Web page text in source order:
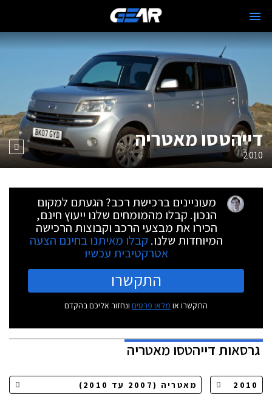
דייהטסו מאטריה
2010
מעוניינים ברכישת רכב? הגעתם למקום
הנכון. קבלו מהמומחים שלנו ייעוץ חינם,
הכירו את מבצעי הרכב וקבוצות הרכישה
המיוחדות שלנו. קבלו מאיתנו בחינם הצעה
אטרקטיבית עכשיו
התקשרו
התקשרו או מלאו פרטים ונחזור אליכם בהקדם
גרסאותדייהטסו מאטריה